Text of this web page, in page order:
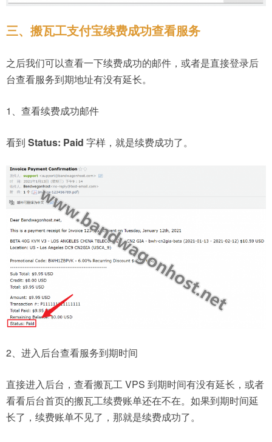
三、搬瓦工支付宝续费成功查看服务
之后我们可以查看一下续费成功的邮件，或者是直接登录后
台查看服务到期地址有没有延长。
1、查看续费成功邮件
看到 Status: Paid 字样，就是续费成功了。
2、进入后台查看服务到期时间
直接进入后台，查看搬瓦工 VPS 到期时间有没有延长，或者
看看后台首页的搬瓦工续费账单还在不在。如果到期时间延
长了，续费账单不见了，那就是续费成功了。